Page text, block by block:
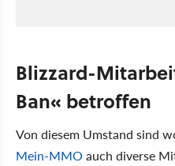
Blizzard-
Ban« betroffen
Von diesem Umstand sind
Mein-MMO auch diverse